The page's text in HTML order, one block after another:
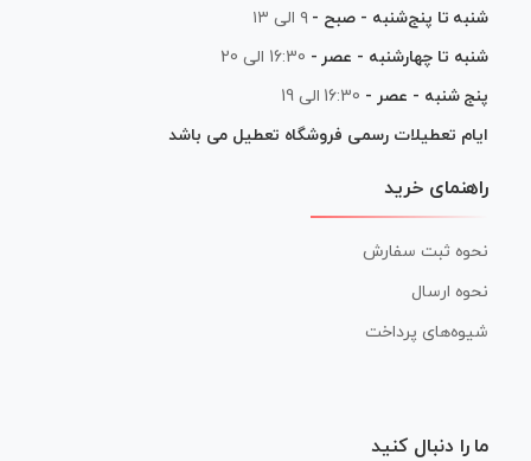
شنبه تا پنج‌شنبه - صبح - ۹ الی ۱۳
شنبه تا چهارشنبه - عصر - 16:30 الی 20
پنج شنبه - عصر - 16:30 الی 19
ایام تعطیلات رسمی فروشگاه تعطیل می باشد
راهنمای خرید
نحوه ثبت سفارش
نحوه ارسال
شیوه‌های پرداخت
ما را دنبال کنید